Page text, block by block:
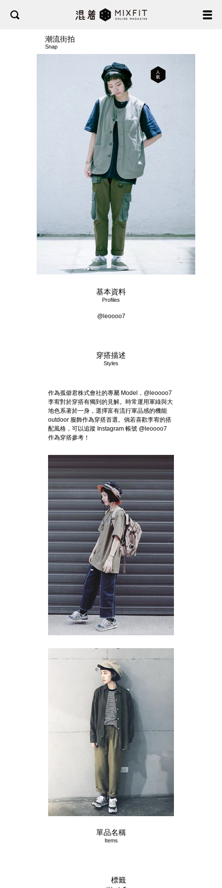
潮流街拍
Snap
基本資料
Profiles
@leoooo7
穿搭描述
Styles
作為孤僻君株式會社的專屬 Model，@leoooo7
李宥對於穿搭有獨到的見解。時常運用軍綠與大
地色系著於一身，選擇富有流行軍品感的機能
outdoor 服飾作為穿搭首選。倘若喜歡李宥的搭
配風格，可以追蹤 Instagram 帳號 @leoooo7
作為穿搭參考！
單品名稱
Items
標籤